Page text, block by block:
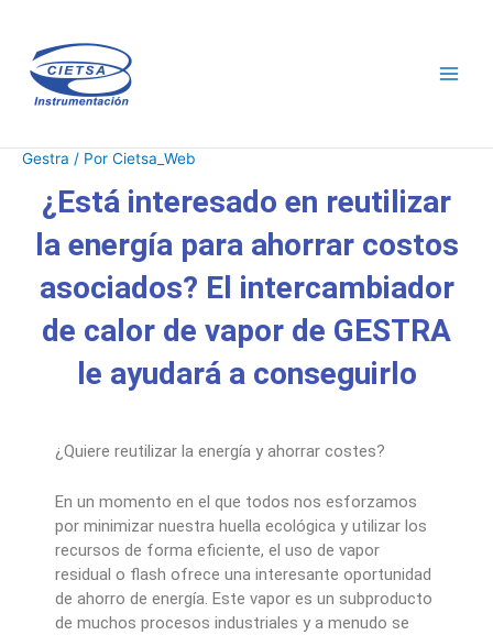
contenido
Gestra / Por Cietsa_Web
¿Está interesado en reutilizar
la energía para ahorrar costos
asociados? El intercambiador
de calor de vapor de GESTRA
le ayudará a conseguirlo
¿Quiere reutilizar la energía y ahorrar costes?
En un momento en el que todos nos esforzamos
por minimizar nuestra huella ecológica y utilizar los
recursos de forma eficiente, el uso de vapor
residual o flash ofrece una interesante oportunidad
de ahorro de energía. Este vapor es un subproducto
de muchos procesos industriales y a menudo se